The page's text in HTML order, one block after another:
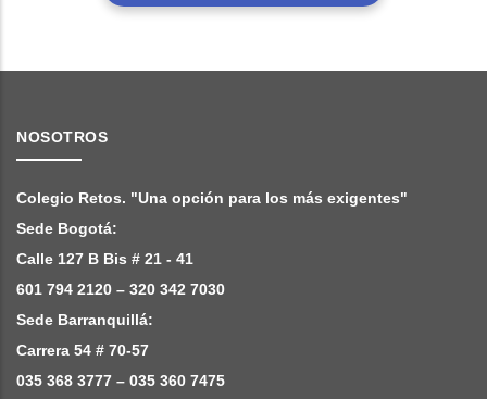
NOSOTROS
Colegio Retos. "Una opción para los más exigentes"
Sede Bogotá:
Calle 127 B Bis # 21 - 41
601 794 2120 – 320 342 7030
Sede Barranquillá:
Carrera 54 # 70-57
035 368 3777 – 035 360 7475